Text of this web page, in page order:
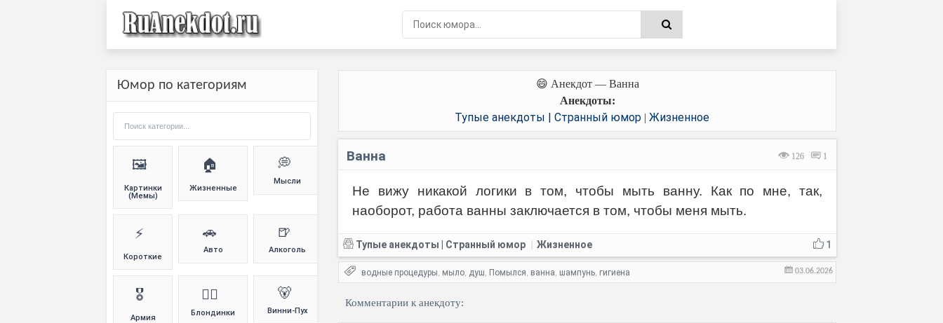
😄 Анекдот — Ванна
Анекдоты:
Тупые анекдоты | Странный юмор | Жизненное
126 1
Ванна
Не вижу никакой логики в том, чтобы мыть ванну. Как по мне, так,
наоборот, работа ванны заключается в том, чтобы меня мыть.
1
Тупые анекдоты | Странный юмор Жизненное
03.06.2026
водные процедуры, мыло, душ, Помылся, ванна, шампунь, гигиена
Комментарии к анекдоту:
Юмор по категориям
🖼️
Картинки
(Мемы)
🏠
Жизненные
💭
Мысли
⚡
Короткие
🚗
Авто
🍺
Алкоголь
🎖️
Армия
👱‍♀️
Блондинки
🐻
Винни-Пух